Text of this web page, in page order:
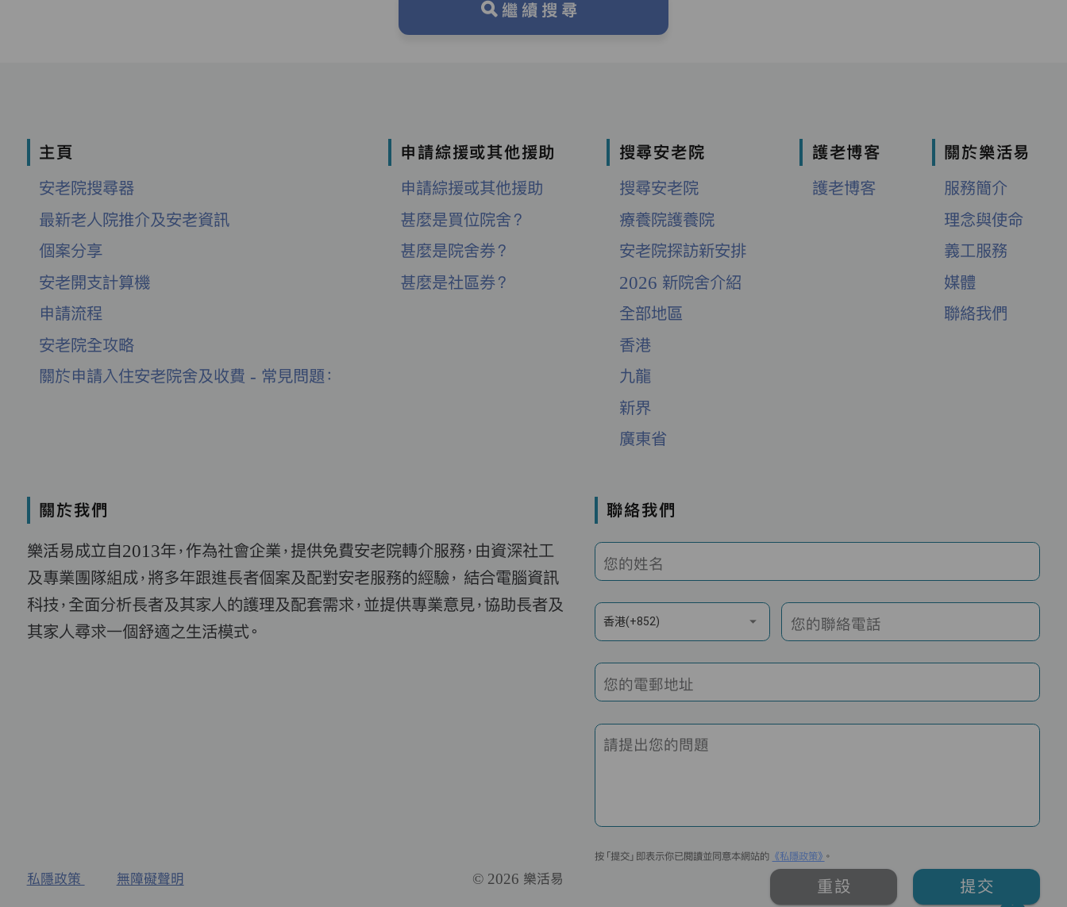
繼續搜尋
主頁
安老院搜尋器
最新老人院推介及安老資訊
個案分享
安老開支計算機
申請流程
安老院全攻略
關於申請入住安老院舍及收費 - 常見問題：
申請綜援或其他援助
申請綜援或其他援助
甚麼是買位院舍？
甚麼是院舍券？
甚麼是社區券？
搜尋安老院
搜尋安老院
療養院護養院
安老院探訪新安排
2026 新院舍介紹
全部地區
香港
九龍
新界
廣東省
護老博客
護老博客
關於樂活易
服務簡介
理念與使命
義工服務
媒體
聯絡我們
關於我們
樂活易成立自2013年，作為社會企業，提供免費安老院轉介服務，由資深社工
及專業團隊組成，將多年跟進長者個案及配對安老服務的經驗， 結合電腦資訊
科技，全面分析長者及其家人的護理及配套需求，並提供專業意見，協助長者及
其家人尋求一個舒適之生活模式。
私隱政策 無障礙聲明 © 2026 樂活易
聯絡我們
您的姓名
香港(+852) 您的聯絡電話
您的電郵地址
請提出您的問題
按「提交」即表示你已閱讀並同意本網站的 《私隱政策》 。
重設 提交